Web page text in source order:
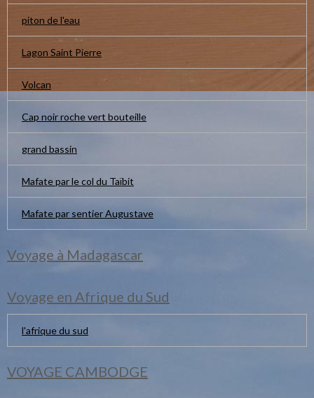
piton de l'eau
Lagon Saint Pierre
Volcan
Cap noir roche vert bouteille
grand bassin
Mafate par le col du Taïbit
Mafate par sentier Augustave
Voyage à Madagascar
Voyage en Afrique du Sud
l'afrique du sud
VOYAGE CAMBODGE